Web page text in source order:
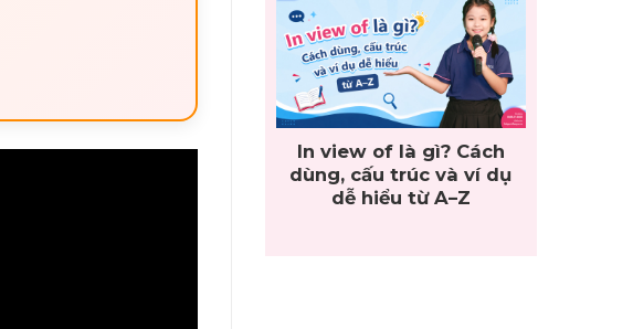
In view of là gì? Cách
dùng, cấu trúc và ví dụ
dễ hiểu từ A–Z